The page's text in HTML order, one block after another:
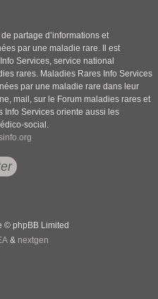
partage d’informations et
par une maladie rare. Il est
Services, service national
rares. Maladies Rares Info Services
par une maladie rare dans leur
mail, sur le Forum maladies rares et
Info Services oriente aussi les
social.
© phpBB Limited
& nextgen